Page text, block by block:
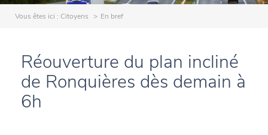
Vous êtes ici : Citoyens En bref
Réouverture du plan incliné
de Ronquières dès demain à
6h